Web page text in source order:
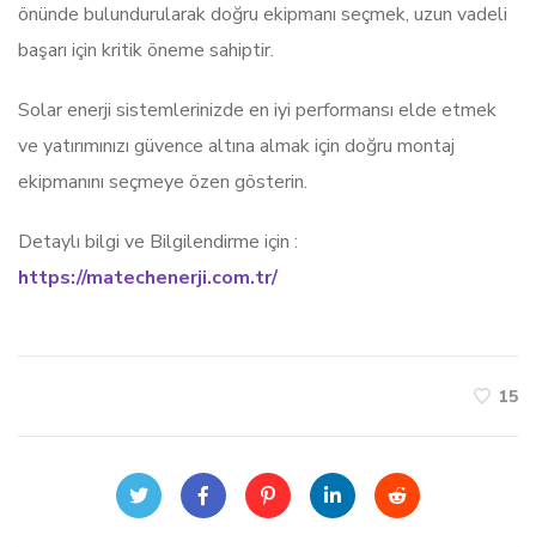
önünde bulundurularak doğru ekipmanı seçmek, uzun vadeli
başarı için kritik öneme sahiptir.
Solar enerji sistemlerinizde en iyi performansı elde etmek
ve yatırımınızı güvence altına almak için doğru montaj
ekipmanını seçmeye özen gösterin.
Detaylı bilgi ve Bilgilendirme için :
https://matechenerji.com.tr/
15